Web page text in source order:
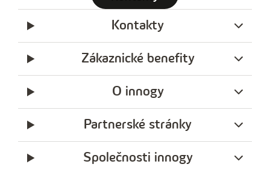
Kontakty
Zákaznické benefity
O innogy
Partnerské stránky
Společnosti innogy